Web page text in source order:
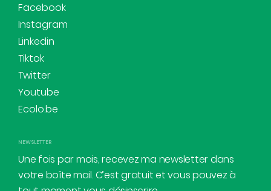
Facebook
Instagram
Linkedin
Tiktok
Twitter
Youtube
Ecolo.be
NEWSLETTER
Une fois par mois, recevez ma newsletter dans
votre boîte mail. C’est gratuit et vous pouvez à